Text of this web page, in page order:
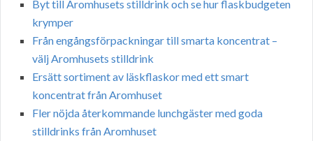
Byt till Aromhusets stilldrink och se hur flaskbudgeten
krymper
Från engångsförpackningar till smarta koncentrat –
välj Aromhusets stilldrink
Ersätt sortiment av läskflaskor med ett smart
koncentrat från Aromhuset
Fler nöjda återkommande lunchgäster med goda
stilldrinks från Aromhuset